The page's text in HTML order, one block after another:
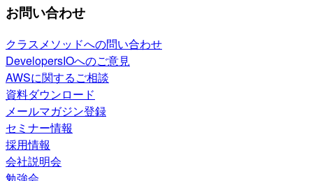
お問い合わせ
クラスメソッドへの問い合わせ
DevelopersIOへのご意見
AWSに関するご相談
資料ダウンロード
メールマガジン登録
セミナー情報
採用情報
会社説明会
勉強会